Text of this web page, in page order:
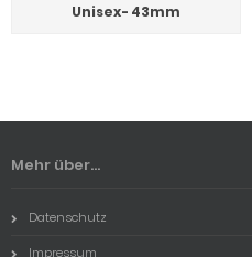
Unisex- 43mm
Mehr über...
Datenschutz
Impressum